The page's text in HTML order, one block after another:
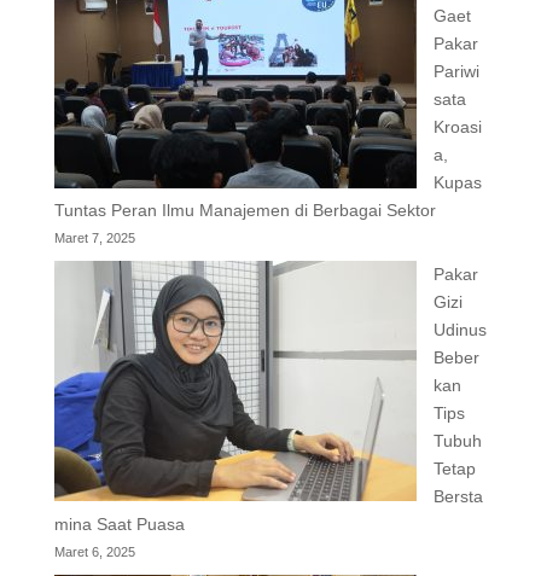
Gaet
Pakar
Pariwi
sata
Kroasi
a,
Kupas
Tuntas Peran Ilmu Manajemen di Berbagai Sektor
Maret 7, 2025
Pakar
Gizi
Udinus
Beber
kan
Tips
Tubuh
Tetap
Bersta
mina Saat Puasa
Maret 6, 2025